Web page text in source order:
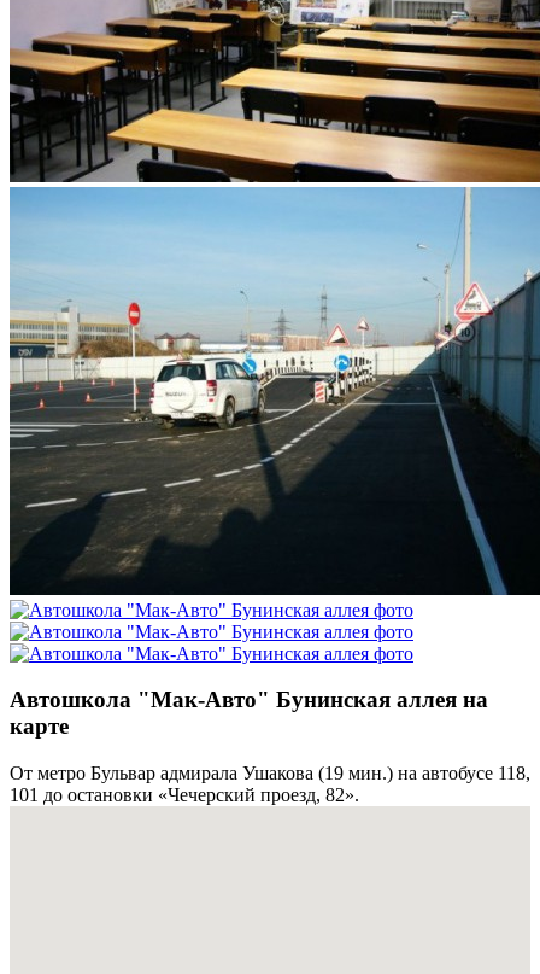
Автошкола "Мак-Авто" Бунинская аллея на
карте
От метро Бульвар адмирала Ушакова (19 мин.) на автобусе 118,
101 до остановки «Чечерский проезд, 82».